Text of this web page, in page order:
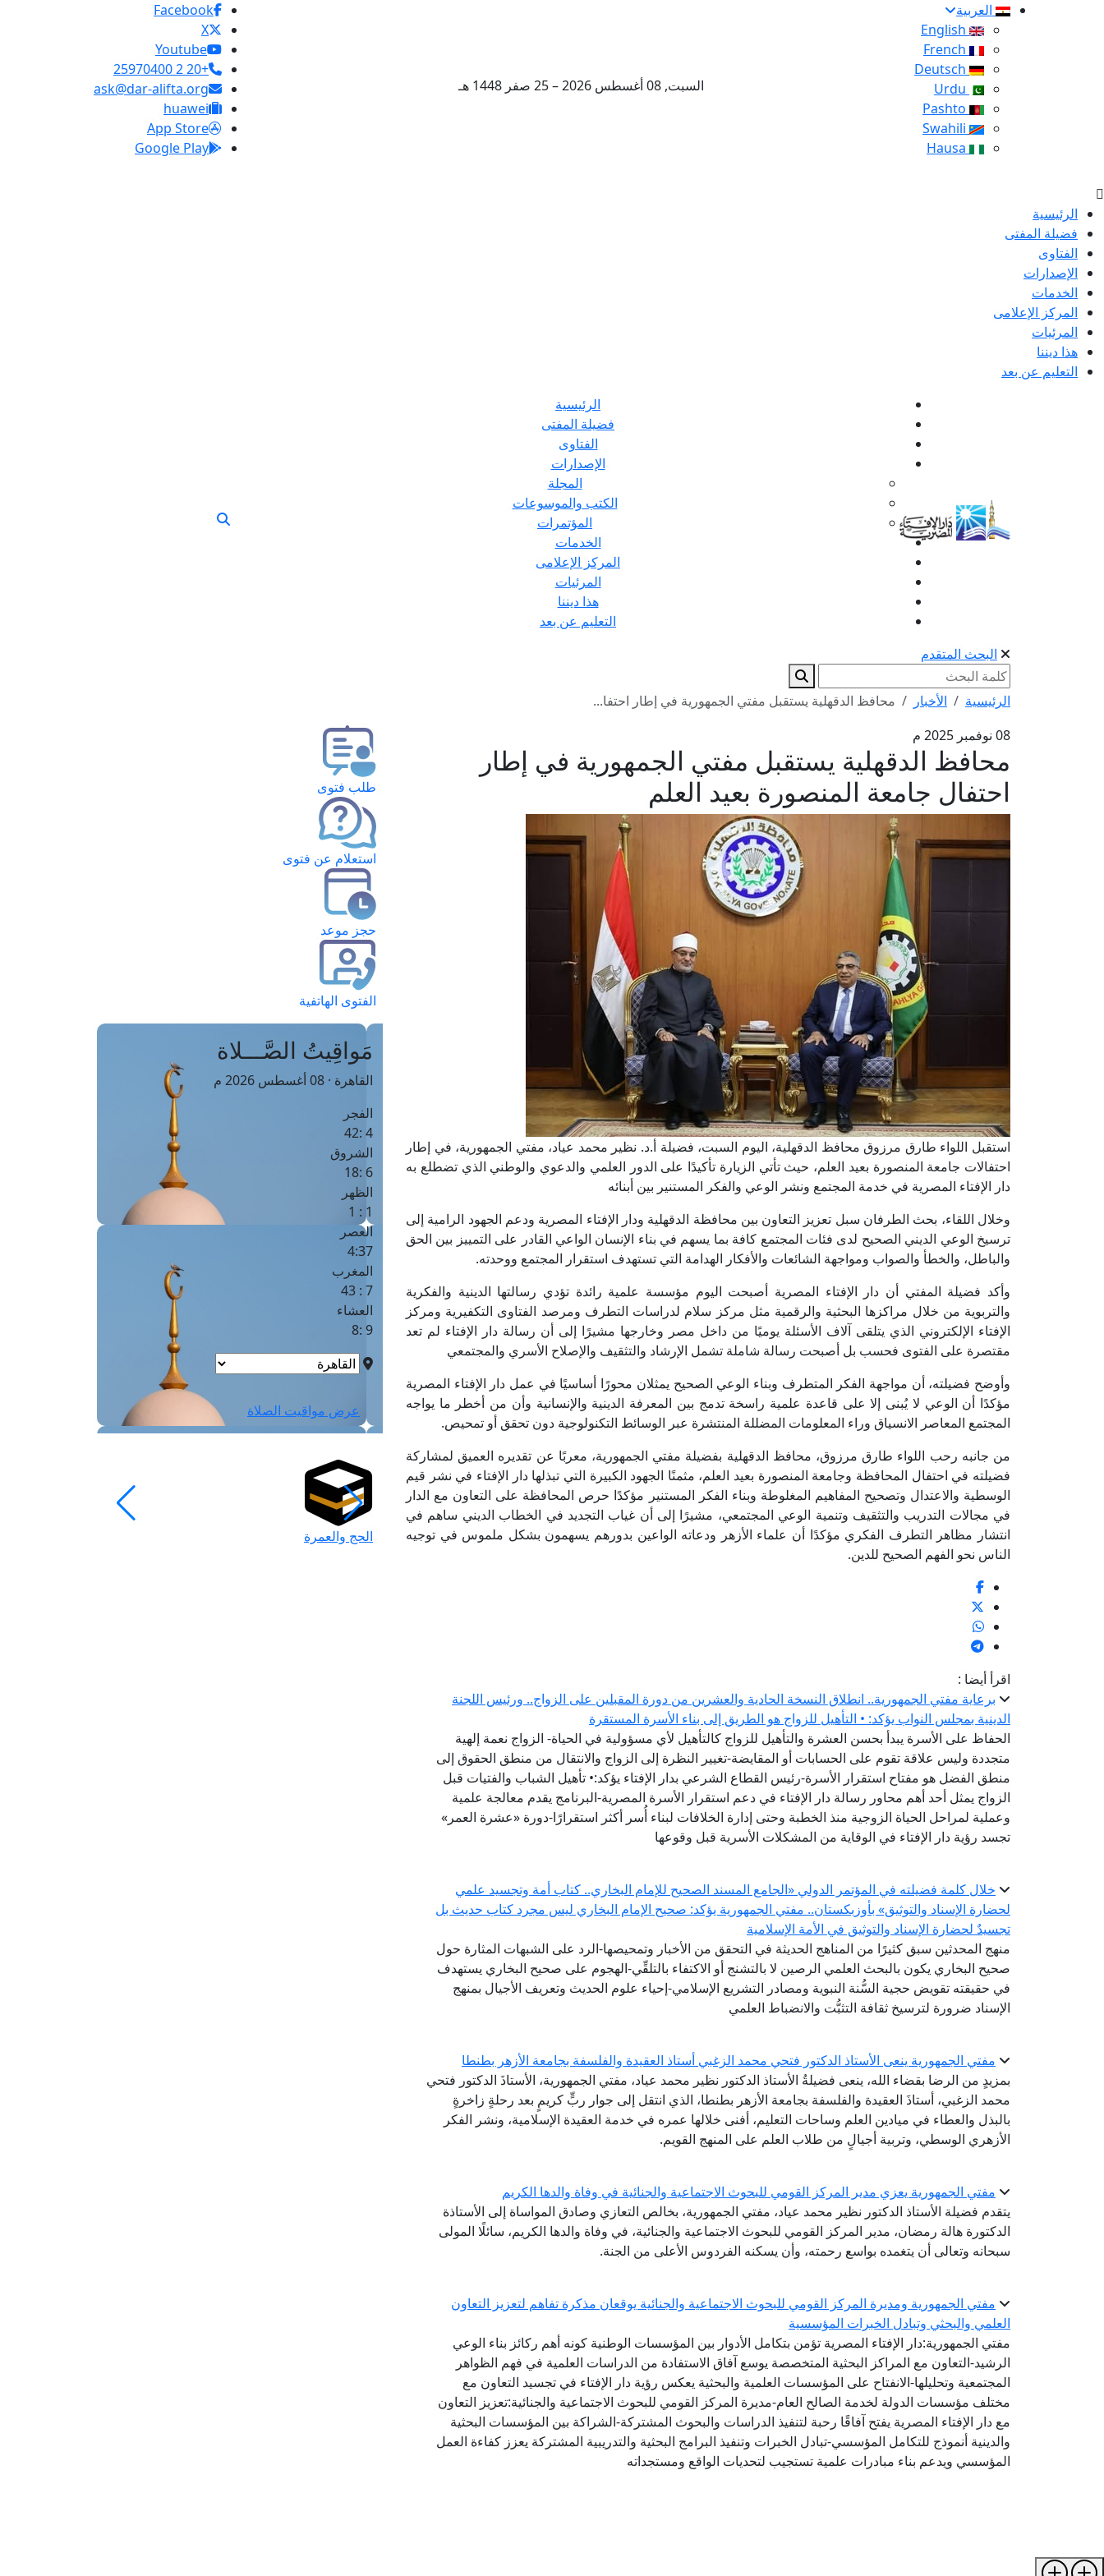
العربية
السبت, 08 أغسطس 2026 – 25 صفر 1448 هـ
Facebook
X
Youtube
+20 2 25970400
ask@dar-alifta.org
huawei
App Store
Google Play
الرئيسية
فضيلة المفتى
الفتاوى
الإصدارات
الخدمات
المركز الإعلامى
المرئيات
هذا ديننا
التعليم عن بعد
الرئيسية
فضيلة المفتى
الفتاوى
الإصدارات
المجلة
الكتب والموسوعات
المؤتمرات
الخدمات
المركز الإعلامى
المرئيات
هذا ديننا
التعليم عن بعد
البحث المتقدم
الرئيسية الأخبار
محافظ الدقهلية يستقبل مفتي الجمهورية في إطار احتفا...
08 نوفمبر 2025 م
محافظ الدقهلية يستقبل مفتي الجمهورية في إطار
احتفال جامعة المنصورة بعيد العلم
استقبل اللواء طارق مرزوق محافظ الدقهلية، اليوم السبت، فضيلة أ.د. نظير محمد عياد، مفتي الجمهورية، في إطار
احتفالات جامعة المنصورة بعيد العلم، حيث تأتي الزيارة تأكيدًا على الدور العلمي والدعوي والوطني الذي تضطلع به
دار الإفتاء المصرية في خدمة المجتمع ونشر الوعي والفكر المستنير بين أبنائه
وخلال اللقاء، بحث الطرفان سبل تعزيز التعاون بين محافظة الدقهلية ودار الإفتاء المصرية ودعم الجهود الرامية إلى
ترسيخ الوعي الديني الصحيح لدى فئات المجتمع كافة بما يسهم في بناء الإنسان الواعي القادر على التمييز بين الحق
والباطل، والخطأ والصواب ومواجهة الشائعات والأفكار الهدامة التي تستهدف استقرار المجتمع ووحدته.
وأكد فضيلة المفتي أن دار الإفتاء المصرية أصبحت اليوم مؤسسة علمية رائدة تؤدي رسالتها الدينية والفكرية
والتربوية من خلال مراكزها البحثية والرقمية مثل مركز سلام لدراسات التطرف ومرصد الفتاوى التكفيرية ومركز
الإفتاء الإلكتروني الذي يتلقى آلاف الأسئلة يوميًا من داخل مصر وخارجها مشيرًا إلى أن رسالة دار الإفتاء لم تعد
مقتصرة على الفتوى فحسب بل أصبحت رسالة شاملة تشمل الإرشاد والتثقيف والإصلاح الأسري والمجتمعي
وأوضح فضيلته، أن مواجهة الفكر المتطرف وبناء الوعي الصحيح يمثلان محورًا أساسيًا في عمل دار الإفتاء المصرية
مؤكدًا أن الوعي لا يُبنى إلا على قاعدة علمية راسخة تدمج بين المعرفة الدينية والإنسانية وأن من أخطر ما يواجه
المجتمع المعاصر الانسياق وراء المعلومات المضللة المنتشرة عبر الوسائط التكنولوجية دون تحقق أو تمحيص.
من جانبه رحب اللواء طارق مرزوق، محافظ الدقهلية بفضيلة مفتي الجمهورية، معربًا عن تقديره العميق لمشاركة
فضيلته في احتفال المحافظة وجامعة المنصورة بعيد العلم، مثمنًا الجهود الكبيرة التي تبذلها دار الإفتاء في نشر قيم
الوسطية والاعتدال وتصحيح المفاهيم المغلوطة وبناء الفكر المستنير مؤكدًا حرص المحافظة على التعاون مع الدار
في مجالات التدريب والتثقيف وتنمية الوعي المجتمعي، مشيرًا إلى أن غياب التجديد في الخطاب الديني ساهم في
انتشار مظاهر التطرف الفكري مؤكدًا أن علماء الأزهر ودعاته الواعين بدورهم يسهمون بشكل ملموس في توجيه
الناس نحو الفهم الصحيح للدين.
اقرأ أيضا :
برعاية مفتي الجمهورية.. انطلاق النسخة الحادية والعشرين من دورة المقبلين على الزواج.. ورئيس اللجنة
الدينية بمجلس النواب يؤكد: • التأهيل للزواج هو الطريق إلى بناء الأسرة المستقرة
الحفاظ على الأسرة يبدأ بحسن العشرة والتأهيل للزواج كالتأهيل لأي مسؤولية في الحياة- الزواج نعمة إلهية
متجددة وليس علاقة تقوم على الحسابات أو المقايضة-تغيير النظرة إلى الزواج والانتقال من منطق الحقوق إلى
منطق الفضل هو مفتاح استقرار الأسرة-رئيس القطاع الشرعي بدار الإفتاء يؤكد:• تأهيل الشباب والفتيات قبل
الزواج يمثل أحد أهم محاور رسالة دار الإفتاء في دعم استقرار الأسرة المصرية-البرنامج يقدم معالجة علمية
وعملية لمراحل الحياة الزوجية منذ الخطبة وحتى إدارة الخلافات لبناء أُسر أكثر استقرارًا-دورة «عشرة العمر»
تجسد رؤية دار الإفتاء في الوقاية من المشكلات الأسرية قبل وقوعها
خلال كلمة فضيلته في المؤتمر الدولي «الجامع المسند الصحيح للإمام البخاري.. كتاب أمة وتجسيد علمي
لحضارة الإسناد والتوثيق» بأوزبكستان.. مفتي الجمهورية يؤكد: صحيح الإمام البخاري ليس مجرد كتاب حديث بل
تجسيدٌ لحضارة الإسناد والتوثيق في الأمة الإسلامية
منهج المحدثين سبق كثيرًا من المناهج الحديثة في التحقق من الأخبار وتمحيصها-الرد على الشبهات المثارة حول
صحيح البخاري يكون بالبحث العلمي الرصين لا بالتشنج أو الاكتفاء بالتلقِّي-الهجوم على صحيح البخاري يستهدف
في حقيقته تقويض حجية السُّنة النبوية ومصادر التشريع الإسلامي-إحياء علوم الحديث وتعريف الأجيال بمنهج
الإسناد ضرورة لترسيخ ثقافة التثبُّت والانضباط العلمي
مفتي الجمهورية ينعى الأستاذ الدكتور فتحي محمد الزغبي أستاذ العقيدة والفلسفة بجامعة الأزهر بطنطا
بمزيدٍ من الرضا بقضاء الله، ينعى فضيلةُ الأستاذ الدكتور نظير محمد عياد، مفتي الجمهورية، الأستاذَ الدكتور فتحي
محمد الزغبي، أستاذَ العقيدة والفلسفة بجامعة الأزهر بطنطا، الذي انتقل إلى جوار ربٍّ كريمٍ بعد رحلةٍ زاخرةٍ
بالبذل والعطاء في ميادين العلم وساحات التعليم، أفنى خلالها عمره في خدمة العقيدة الإسلامية، ونشر الفكر
الأزهري الوسطي، وتربية أجيالٍ من طلاب العلم على المنهج القويم.
مفتي الجمهورية يعزي مدير المركز القومي للبحوث الاجتماعية والجنائية في وفاة والدها الكريم
يتقدم فضيلة الأستاذ الدكتور نظير محمد عياد، مفتي الجمهورية، بخالص التعازي وصادق المواساة إلى الأستاذة
الدكتورة هالة رمضان، مدير المركز القومي للبحوث الاجتماعية والجنائية، في وفاة والدها الكريم، سائلًا المولى
سبحانه وتعالى أن يتغمده بواسع رحمته، وأن يسكنه الفردوس الأعلى من الجنة.
مفتي الجمهورية ومديرة المركز القومي للبحوث الاجتماعية والجنائية يوقعان مذكرة تفاهم لتعزيز التعاون
العلمي والبحثي وتبادل الخبرات المؤسسية
مفتي الجمهورية:دار الإفتاء المصرية تؤمن بتكامل الأدوار بين المؤسسات الوطنية كونه أهم ركائز بناء الوعي
الرشيد-التعاون مع المراكز البحثية المتخصصة يوسع آفاق الاستفادة من الدراسات العلمية في فهم الظواهر
المجتمعية وتحليلها-الانفتاح على المؤسسات العلمية والبحثية يعكس رؤية دار الإفتاء في تجسيد التعاون مع
مختلف مؤسسات الدولة لخدمة الصالح العام-مديرة المركز القومي للبحوث الاجتماعية والجنائية:تعزيز التعاون
مع دار الإفتاء المصرية يفتح آفاقًا رحبة لتنفيذ الدراسات والبحوث المشتركة-الشراكة بين المؤسسات البحثية
والدينية أنموذج للتكامل المؤسسي-تبادل الخبرات وتنفيذ البرامج البحثية والتدريبية المشتركة يعزز كفاءة العمل
المؤسسي ويدعم بناء مبادرات علمية تستجيب لتحديات الواقع ومستجداته
طلب فتوى
استعلام عن فتوى
حجز موعد
الفتوى الهاتفية
مَواقِيتُ الصَّـــلاة
القاهرة · 08 أغسطس 2026 م
الفجر
4 :42
الشروق
6 :18
الظهر
1 : 1
العصر
4:37
المغرب
7 : 43
العشاء
9 :8
عرض مواقيت الصلاة
الحج والعمرة